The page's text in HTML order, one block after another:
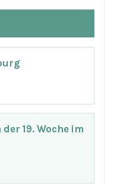
19. Woche im